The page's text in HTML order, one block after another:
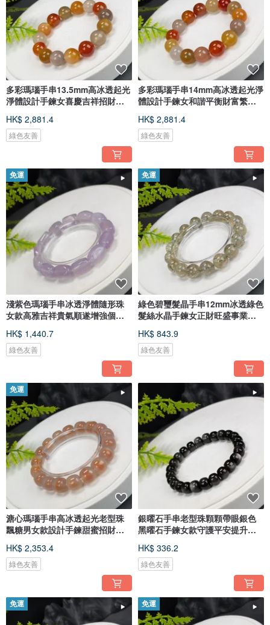
多彩瑪瑙手串13.5mm高冰透起光
淨體設計手鍊女喜慶吉祥招財護
HK$ 2,881.4
綠色友善
多彩瑪瑙手串14mm高冰透起光淨
體設計手鍊女和諧平衡財富繁榮
HK$ 2,881.4
綠色友善
免運
淺紫色瑪瑙手串冰透淨體隨形珠
女款高雅吉祥貴氣順遂增強個人
HK$ 1,440.7
綠色友善
免運
綠色碧璽髮晶手串12mm冰透綠色
髮絲水晶手鍊女正財旺盛事業順
HK$ 843.9
綠色友善
免運
溏心瑪瑙手串高冰透起光老型珠
飄糖男女款設計手鍊甜蜜招財順
HK$ 2,353.4
綠色友善
銀曜石手串老型珠顆顆帶眼銀色
黑曜石手鍊女款守護平安提升心
HK$ 336.2
綠色友善
免運 免運